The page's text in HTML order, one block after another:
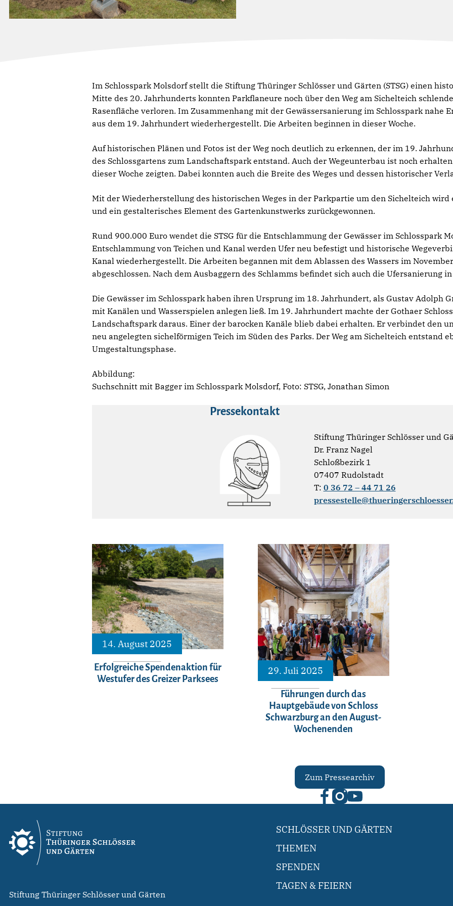
Im Schlosspark Molsdorf stellt die Stiftung Thüringer Schlösser und Gärten (STSG) einen
Mitte des 20. Jahrhunderts konnten Parkflaneure noch über den Weg am Sichelteich
Rasenfläche verloren. Im Zusammenhang mit der Gewässersanierung im Schlosspark nahe
aus dem 19. Jahrhundert wiederhergestellt. Die Arbeiten beginnen in dieser Woche.
Auf historischen Plänen und Fotos ist der Weg noch deutlich zu erkennen, der im 19.
des Schlossgartens zum Landschaftspark entstand. Auch der Wegeunterbau ist noch
dieser Woche zeigten. Dabei konnten auch die Breite des Weges und dessen historischer
Mit der Wiederherstellung des historischen Weges in der Parkpartie um den Sichelteich
und ein gestalterisches Element des Gartenkunstwerks zurückgewonnen.
Rund 900.000 Euro wendet die STSG für die Entschlammung der Gewässer im Schlosspark
Entschlammung von Teichen und Kanal werden Ufer neu befestigt und historische
Kanal wiederhergestellt. Die Arbeiten begannen mit dem Ablassen des Wassers im
abgeschlossen. Nach dem Ausbaggern des Schlamms befindet sich auch die Ufersanierung
Die Gewässer im Schlosspark haben ihren Ursprung im 18. Jahrhundert, als Gustav Adolph
mit Kanälen und Wasserspielen anlegen ließ. Im 19. Jahrhundert machte der Gothaer
Landschaftspark daraus. Einer der barocken Kanäle blieb dabei erhalten. Er verbindet den
neu angelegten sichelförmigen Teich im Süden des Parks. Der Weg am Sichelteich entstand
Umgestaltungsphase.
Abbildung:
Suchschnitt mit Bagger im Schlosspark Molsdorf, Foto: STSG, Jonathan Simon
Pressekontakt
Stiftung Thüringer Schlösser und
Dr. Franz Nagel
Schloßbezirk 1
07407 Rudolstadt
T: 0 36 72 – 44 71 26
14. August 2025
Erfolgreiche Spendenaktion für
Westufer des Greizer Parksees
29. Juli 2025
Führungen durch das
Hauptgebäude von Schloss
Schwarzburg an den August-
Wochenenden
Zum Pressearchiv
Stiftung Thüringer Schlösser und Gärten
SCHLÖSSER UND GÄRTEN
THEMEN
SPENDEN
TAGEN & FEIERN